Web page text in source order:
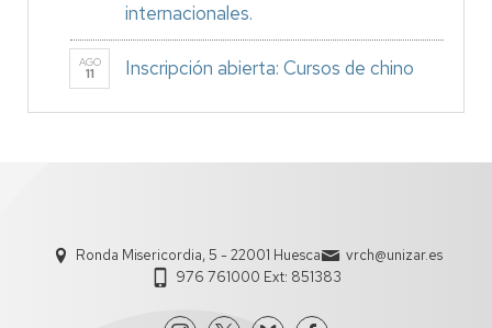
internacionales.
AGO
11 Inscripción abierta: Cursos de chino
Ronda Misericordia, 5 - 22001 Huesca
vrch@unizar.es
976 761000 Ext: 851383